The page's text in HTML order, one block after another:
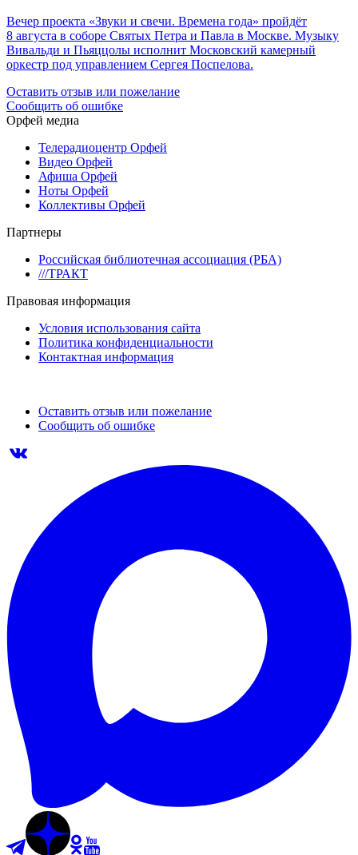
Вечер проекта «Звуки и свечи. Времена года» пройдёт
8 августа в соборе Святых Петра и Павла в Москве. Музыку
Вивальди и Пьяццолы исполнит Московский камерный
оркестр под управлением Сергея Поспелова.
Оставить отзыв или пожелание
Сообщить об ошибке
Орфей медиа
Телерадиоцентр Орфей
Видео Орфей
Афиша Орфей
Ноты Орфей
Коллективы Орфей
Партнеры
Российская библиотечная ассоциация (РБА)
///ТРАКТ
Правовая информация
Условия использования сайта
Политика конфиденциальности
Контактная информация
Оставить отзыв или пожелание
Сообщить об ошибке